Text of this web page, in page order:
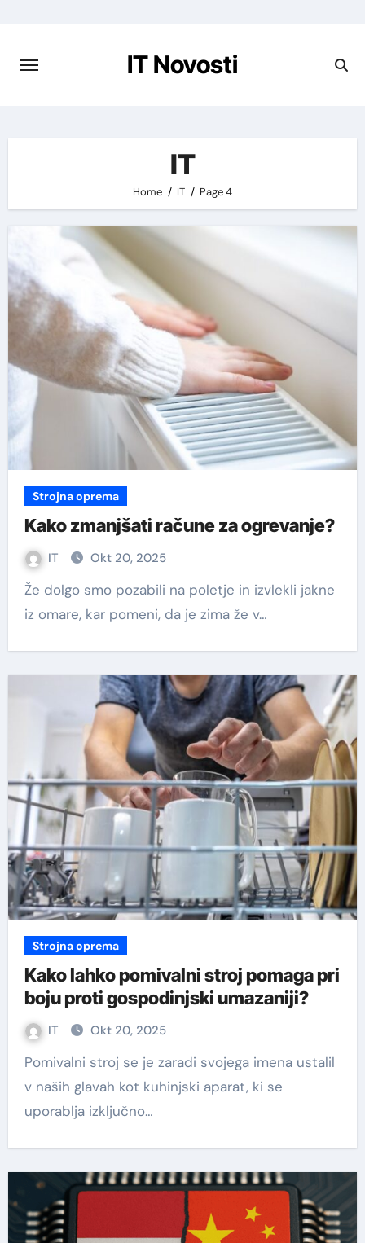
vsebino
IT Novosti
IT
Home IT Page 4
Strojna oprema
Kako zmanjšati račune za ogrevanje?
IT Okt 20, 2025
Že dolgo smo pozabili na poletje in izvlekli jakne
iz omare, kar pomeni, da je zima že v…
Strojna oprema
Kako lahko pomivalni stroj pomaga pri
boju proti gospodinjski umazaniji?
IT Okt 20, 2025
Pomivalni stroj se je zaradi svojega imena ustalil
v naših glavah kot kuhinjski aparat, ki se
uporablja izključno…